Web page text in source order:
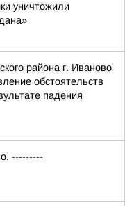
уничтожили
района г. Иваново
обстоятельств
падения
---------